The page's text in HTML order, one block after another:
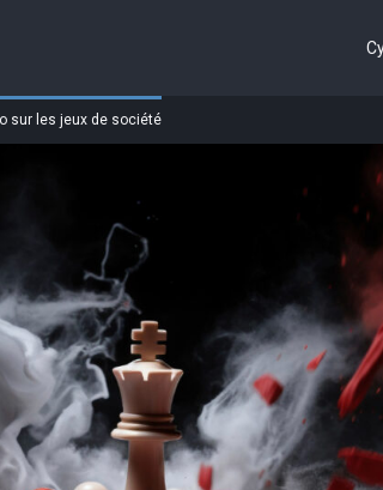
sur les jeux de société